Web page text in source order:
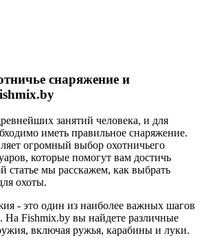
снаряжение и
занятий человека, и для
иметь правильное снаряжение.
огромный выбор охотничьего
которые помогут вам достичь
статье мы расскажем, как выбрать
охоты.
- это один из наиболее важных шагов
На Fishmix.by вы найдете различные
включая ружья, карабины и луки.